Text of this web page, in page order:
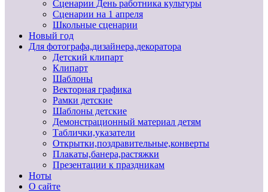
Сценарии День работника культуры
Сценарии на 1 апреля
Школьные сценарии
Новый год
Для фотографа,дизайнера,декоратора
Детский клипарт
Клипарт
Шаблоны
Векторная графика
Рамки детские
Шаблоны детские
Демонстрационный материал детям
Таблички,указатели
Открытки,поздравительные,конверты
Плакаты,банера,растяжки
Презентации к праздникам
Ноты
О сайте